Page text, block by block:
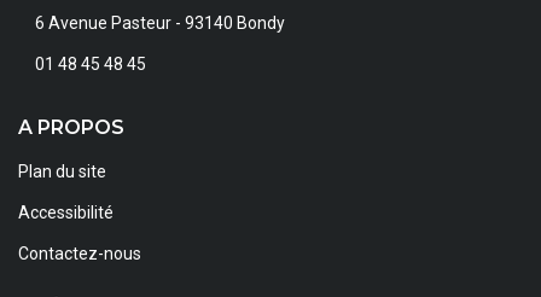
6 Avenue Pasteur - 93140 Bondy
01 48 45 48 45
A PROPOS
Plan du site
Accessibilité
Contactez-nous